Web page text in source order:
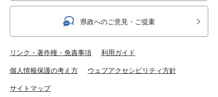
県政へのご意見・ご提案
リンク・著作権・免責事項 利用ガイド
個人情報保護の考え方 ウェブアクセシビリティ方針
サイトマップ